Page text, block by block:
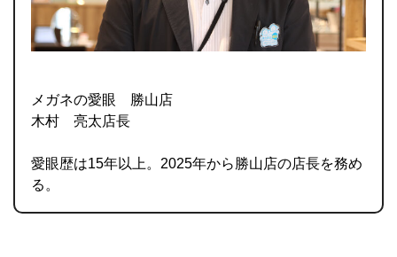
メガネの愛眼 勝山店
木村 亮太店長
愛眼歴は15年以上。2025年から勝山店の店長を務め
る。